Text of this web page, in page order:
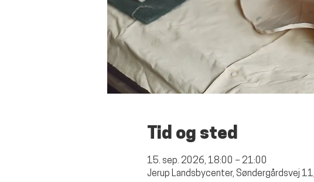
Tid og sted
15. sep. 2026, 18:00 – 21:00
Jerup Landsbycenter, Søndergårdsvej